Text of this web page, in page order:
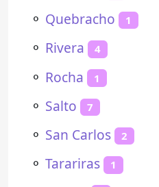
⚬ Quebracho 1
⚬ Rivera 4
⚬ Rocha 1
⚬ Salto 7
⚬ San Carlos 2
⚬ Tarariras 1